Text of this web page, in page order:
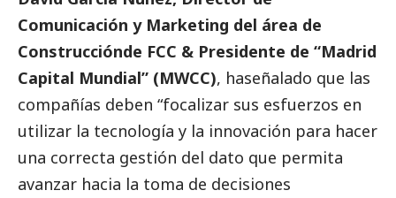
Comunicación y Marketing del área de
Construcciónde FCC & Presidente de “Madrid
Capital Mundial” (MWCC), haseñalado que las
compañías deben “focalizar sus esfuerzos en
utilizar la tecnología y la innovación para hacer
una correcta gestión del dato que permita
avanzar hacia la toma de decisiones